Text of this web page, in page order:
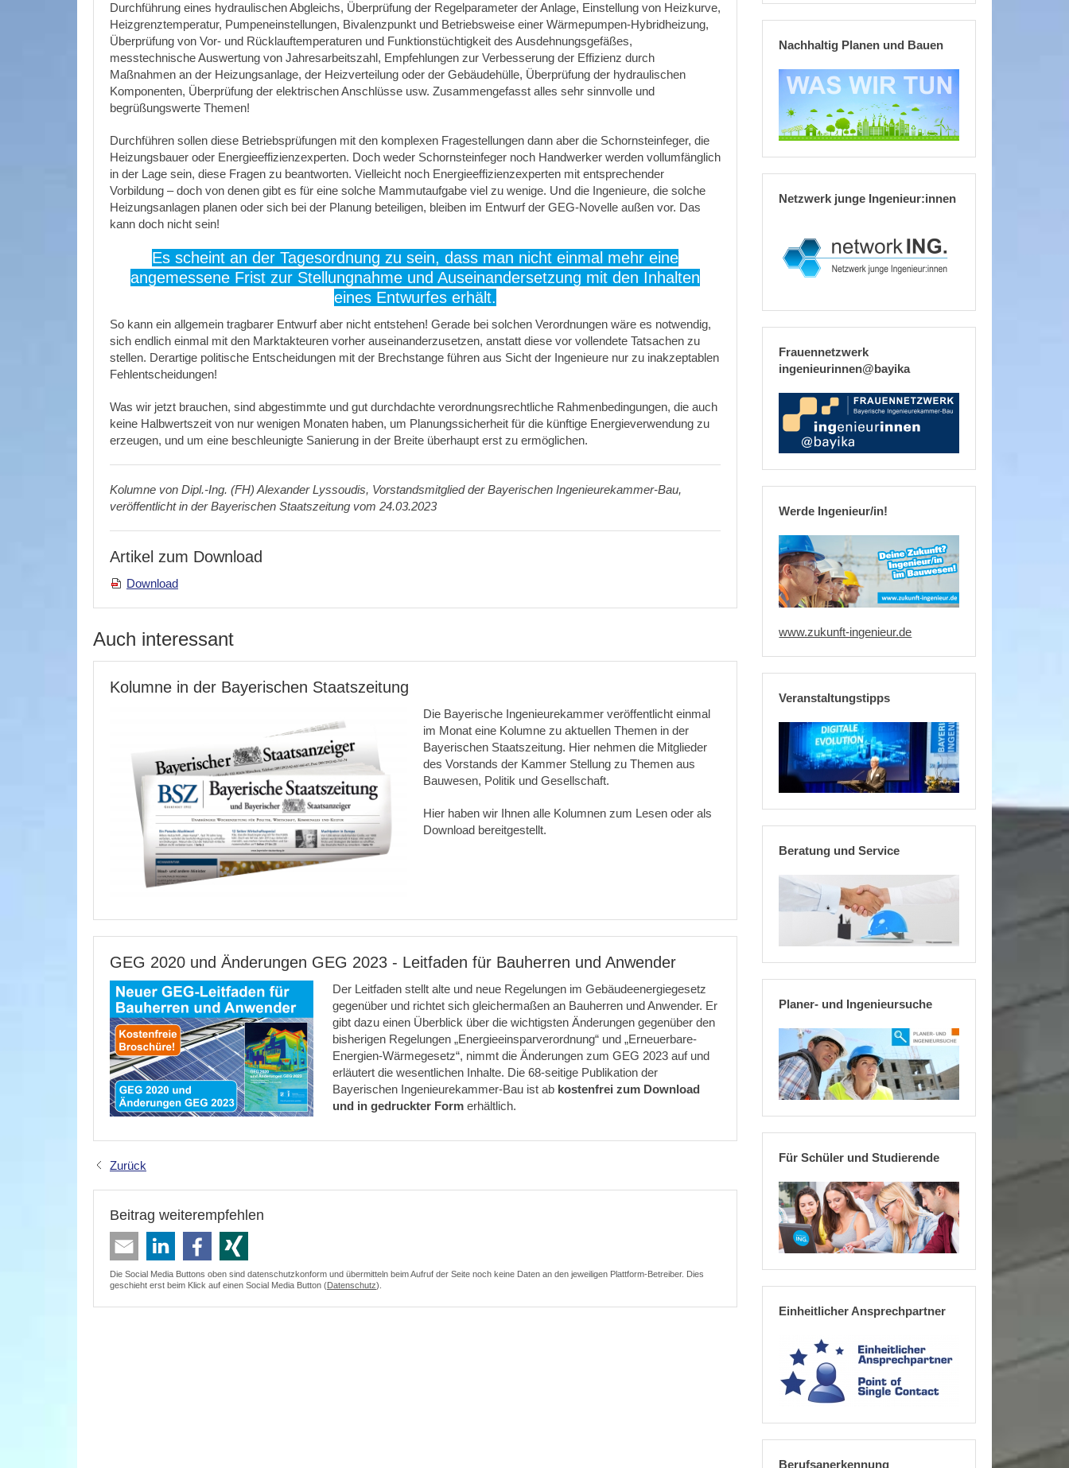
Durchführung eines hydraulischen Abgleichs, Überprüfung der Regelparameter der Anlage, Einstellung von Heizkurve,
Heizgrenztemperatur, Pumpeneinstellungen, Bivalenzpunkt und Betriebsweise einer Wärmepumpen-Hybridheizung,
Überprüfung von Vor- und Rücklauftemperaturen und Funktionstüchtigkeit des Ausdehnungsgefäßes,
messtechnische Auswertung von Jahresarbeitszahl, Empfehlungen zur Verbesserung der Effizienz durch
Maßnahmen an der Heizungsanlage, der Heizverteilung oder der Gebäudehülle, Überprüfung der hydraulischen
Komponenten, Überprüfung der elektrischen Anschlüsse usw. Zusammengefasst alles sehr sinnvolle und
begrüßungswerte Themen!
Durchführen sollen diese Betriebsprüfungen mit den komplexen Fragestellungen dann aber die Schornsteinfeger, die
Heizungsbauer oder Energieeffizienzexperten. Doch weder Schornsteinfeger noch Handwerker werden vollumfänglich
in der Lage sein, diese Fragen zu beantworten. Vielleicht noch Energieeffizienzexperten mit entsprechender
Vorbildung – doch von denen gibt es für eine solche Mammutaufgabe viel zu wenige. Und die Ingenieure, die solche
Heizungsanlagen planen oder sich bei der Planung beteiligen, bleiben im Entwurf der GEG-Novelle außen vor. Das
kann doch nicht sein!
Es scheint an der Tagesordnung zu sein, dass man nicht einmal mehr eine
angemessene Frist zur Stellungnahme und Auseinandersetzung mit den Inhalten
eines Entwurfes erhält.
So kann ein allgemein tragbarer Entwurf aber nicht entstehen! Gerade bei solchen Verordnungen wäre es notwendig,
sich endlich einmal mit den Marktakteuren vorher auseinanderzusetzen, anstatt diese vor vollendete Tatsachen zu
stellen. Derartige politische Entscheidungen mit der Brechstange führen aus Sicht der Ingenieure nur zu inakzeptablen
Fehlentscheidungen!
Was wir jetzt brauchen, sind abgestimmte und gut durchdachte verordnungsrechtliche Rahmenbedingungen, die auch
keine Halbwertszeit von nur wenigen Monaten haben, um Planungssicherheit für die künftige Energieverwendung zu
erzeugen, und um eine beschleunigte Sanierung in der Breite überhaupt erst zu ermöglichen.
Kolumne von Dipl.-Ing. (FH) Alexander Lyssoudis, Vorstandsmitglied der Bayerischen Ingenieurekammer-Bau,
veröffentlicht in der Bayerischen Staatszeitung vom 24.03.2023
Artikel zum Download
Download
Auch interessant
Kolumne in der Bayerischen Staatszeitung
Die Bayerische Ingenieurekammer veröffentlicht einmal
im Monat eine Kolumne zu aktuellen Themen in der
Bayerischen Staatszeitung. Hier nehmen die Mitglieder
des Vorstands der Kammer Stellung zu Themen aus
Bauwesen, Politik und Gesellschaft.
Hier haben wir Ihnen alle Kolumnen zum Lesen oder als
Download bereitgestellt.
GEG 2020 und Änderungen GEG 2023 - Leitfaden für Bauherren und Anwender
Der Leitfaden stellt alte und neue Regelungen im Gebäudeenergiegesetz
gegenüber und richtet sich gleichermaßen an Bauherren und Anwender. Er
gibt dazu einen Überblick über die wichtigsten Änderungen gegenüber den
bisherigen Regelungen „Energieeinsparverordnung“ und „Erneuerbare-
Energien-Wärmegesetz“, nimmt die Änderungen zum GEG 2023 auf und
erläutert die wesentlichen Inhalte. Die 68-seitige Publikation der
Bayerischen Ingenieurekammer-Bau ist ab kostenfrei zum Download
und in gedruckter Form erhältlich.
Zurück
Beitrag weiterempfehlen
Die Social Media Buttons oben sind datenschutzkonform und übermitteln beim Aufruf der Seite noch keine Daten an den jeweiligen Plattform-Betreiber. Dies
geschieht erst beim Klick auf einen Social Media Button (Datenschutz).
Nachhaltig Planen und Bauen
Netzwerk junge Ingenieur:innen
Frauennetzwerk
ingenieurinnen@bayika
Werde Ingenieur/in!
www.zukunft-ingenieur.de
Veranstaltungstipps
Beratung und Service
Planer- und Ingenieursuche
Für Schüler und Studierende
Einheitlicher Ansprechpartner
Berufsanerkennung